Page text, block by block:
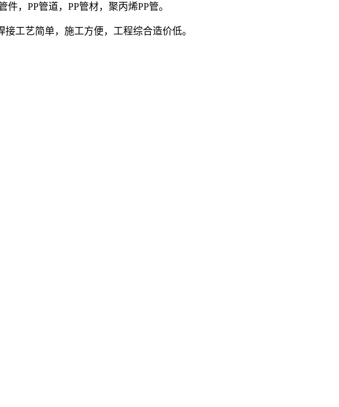
，PP管道，PP管材，聚丙烯PP管。
工艺简单，施工方便，工程综合造价低。